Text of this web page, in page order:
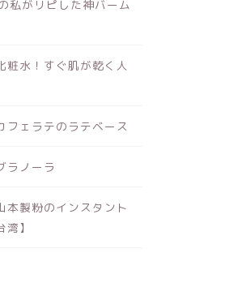
私がリピした神バーム
粧水！すぐ肌が乾く人
フェラテのラテベース
ラノーラ
本製粉のインスタント
】